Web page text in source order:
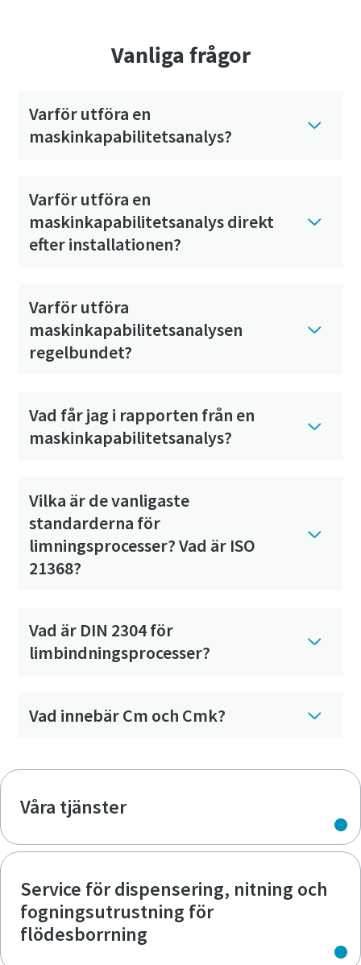
Vanliga frågor
Varför utföra en
maskinkapabilitetsanalys?
Varför utföra en
maskinkapabilitetsanalys direkt
efter installationen?
Varför utföra
maskinkapabilitetsanalysen
regelbundet?
Vad får jag i rapporten från en
maskinkapabilitetsanalys?
Vilka är de vanligaste
standarderna för
limningsprocesser? Vad är ISO
21368?
Vad är DIN 2304 för
limbindningsprocesser?
Vad innebär Cm och Cmk?
Våra tjänster
Service för dispensering, nitning och
fogningsutrustning för
flödesborrning